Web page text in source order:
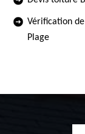
Vérification
Plage